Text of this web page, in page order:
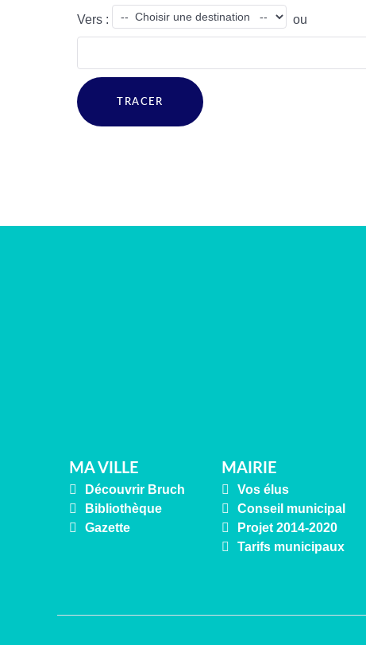
Vers : ou
MA VILLE
Découvrir Bruch
Bibliothèque
Gazette
MAIRIE
Vos élus
Conseil municipal
Projet 2014-2020
Tarifs municipaux